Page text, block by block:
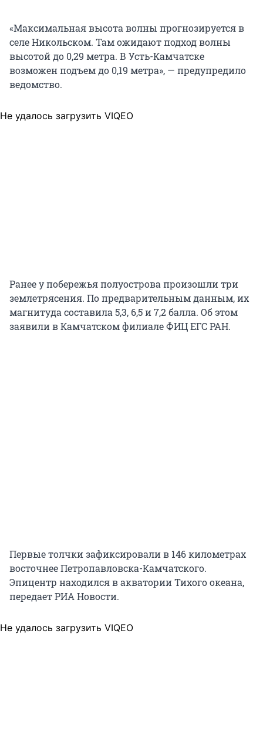
«Максимальная высота волны прогнозируется в
селе Никольском. Там ожидают подход волны
высотой до 0,29 метра. В Усть-Камчатске
возможен подъем до 0,19 метра», — предупредило
ведомство.
Не удалось загрузить VIQEO
Ранее у побережья полуострова произошли три
землетрясения. По предварительным данным, их
магнитуда составила 5,3, 6,5 и 7,2 балла. Об этом
заявили в Камчатском филиале ФИЦ ЕГС РАН.
Первые толчки зафиксировали в 146 километрах
восточнее Петропавловска-Камчатского.
Эпицентр находился в акватории Тихого океана,
передает РИА Новости.
Не удалось загрузить VIQEO